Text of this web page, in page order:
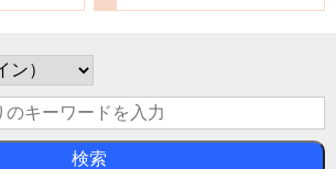
検索